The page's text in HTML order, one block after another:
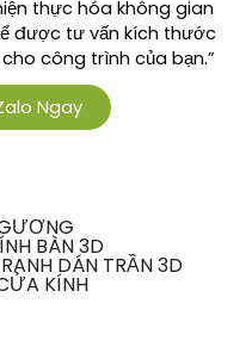
thực hóa không gian
được tư vấn kích thước
công trình của bạn.”
Ngay
BÀN 3D
DÁN TRẦN 3D
KÍNH